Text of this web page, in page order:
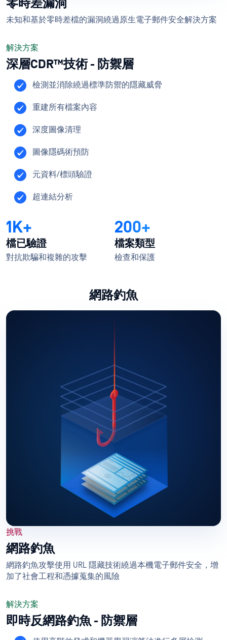
零時差漏洞
未知和基於零時差檔的漏洞繞過原生電子郵件安全解決方案
解決方案
深層CDR™技術 - 防禦層
檢測並消除繞過標準防禦的隱藏威脅
重建所有檔案內容
深度圖像清理
圖像隱碼術預防
元資料/標頭驗證
超連結分析
1K+
檔已驗證
對抗欺騙和複雜的攻擊
200+
檔案類型
檢查和保護
網路釣魚
挑戰
網路釣魚
網路釣魚攻擊使用 URL 隱藏技術繞過本機電子郵件安全，增
加了社會工程和憑據蒐集的風險
解決方案
即時反網路釣魚 - 防禦層